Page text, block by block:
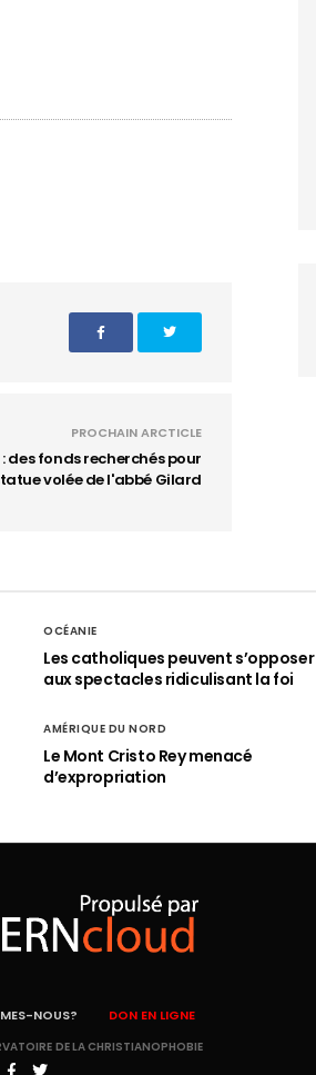
PROCHAIN ARCTICLE
des fonds recherchés pour
volée de l'abbé Gilard
OCÉANIE
Les catholiques peuvent s’opposer
aux spectacles ridiculisant la foi
AMÉRIQUE DU NORD
Le Mont Cristo Rey menacé
d’expropriation
NOUS? DON EN LIGNE
DE LA CHRISTIANOPHOBIE